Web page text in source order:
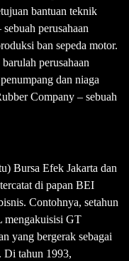
bantuan teknik
perusahaan
ban sepeda motor.
perusahaan
dan niaga
Company – sebuah
Bursa Efek Jakarta dan
di papan BEI
Contohnya, setahun
mengakuisisi GT
yang bergerak sebagai
Di tahun 1993,